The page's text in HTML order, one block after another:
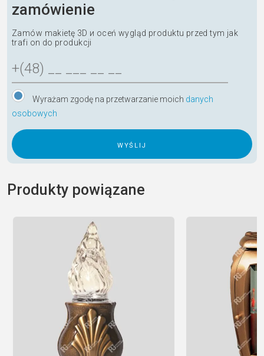
zamówienie
Zamów makietę 3D и oceń wygląd produktu przed tym jak
trafi on do produkcji
Wyrażam zgodę na przetwarzanie moich danych
osobowych
A
t
Produkty powiązane